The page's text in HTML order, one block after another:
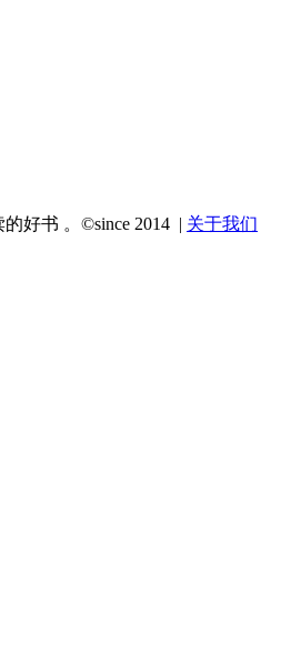
好书 。©since 2014 | 关于我们